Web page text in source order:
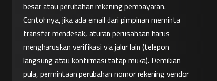
besar atau perubahan rekening pembayaran.
Contohnya, jika ada email dari pimpinan meminta
transfer mendesak, aturan perusahaan harus
mengharuskan verifikasi via jalur lain (telepon
langsung atau konfirmasi tatap muka). Demikian
pula, permintaan perubahan nomor rekening vendor